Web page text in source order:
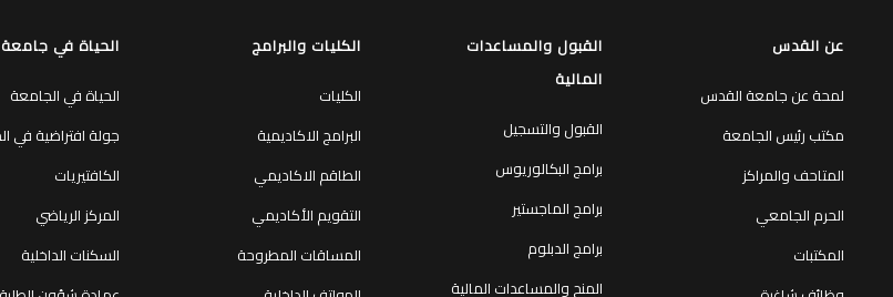
عن القدس
لمحة عن جامعة القدس
مكتب رئيس الجامعة
المتاحف والمراكز
الحرم الجامعي
المكتبات
القبول والمساعدات
المالية
القبول والتسجيل
برامج البكالوريوس
برامج الماجستير
برامج الدبلوم
المنح والمساعدات المالية
الكليات والبرامج
الكليات
البرامج الاكاديمية
الطاقم الاكاديمي
التقويم الأكاديمي
المساقات المطروحة
الحياة في
الحياة في الجامعة
جولة افتراضية في
الكافتيريات
المركز الرياضي
السكنات الداخلية